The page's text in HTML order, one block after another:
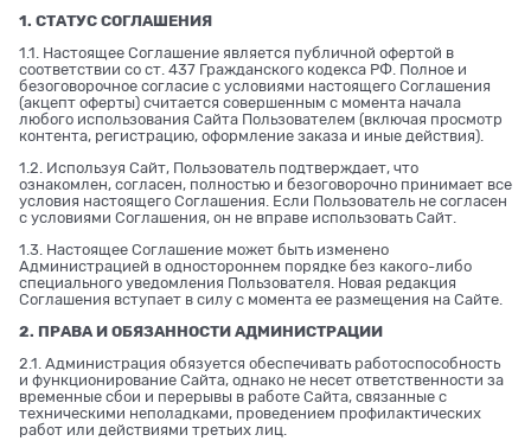
1. СТАТУС СОГЛАШЕНИЯ
1.1. Настоящее Соглашение является публичной офертой в
соответствии со ст. 437 Гражданского кодекса РФ. Полное и
безоговорочное согласие с условиями настоящего Соглашения
(акцепт оферты) считается совершенным с момента начала
любого использования Сайта Пользователем (включая просмотр
контента, регистрацию, оформление заказа и иные действия).
1.2. Используя Сайт, Пользователь подтверждает, что
ознакомлен, согласен, полностью и безоговорочно принимает все
условия настоящего Соглашения. Если Пользователь не согласен
с условиями Соглашения, он не вправе использовать Сайт.
1.3. Настоящее Соглашение может быть изменено
Администрацией в одностороннем порядке без какого-либо
специального уведомления Пользователя. Новая редакция
Соглашения вступает в силу с момента ее размещения на Сайте.
2. ПРАВА И ОБЯЗАННОСТИ АДМИНИСТРАЦИИ
2.1. Администрация обязуется обеспечивать работоспособность
и функционирование Сайта, однако не несет ответственности за
временные сбои и перерывы в работе Сайта, связанные с
техническими неполадками, проведением профилактических
работ или действиями третьих лиц.